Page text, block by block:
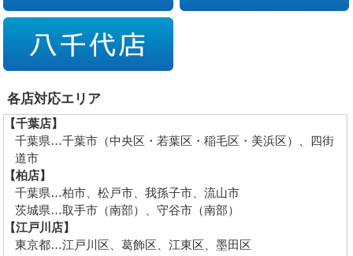
各店対応エリア
【千葉店】
千葉県…千葉市（中央区・若葉区・稲毛区・美浜区）、四街
道市
【柏店】
千葉県…柏市、松戸市、我孫子市、流山市
茨城県…取手市（南部）、守谷市（南部）
【江戸川店】
東京都…江戸川区、葛飾区、江東区、墨田区